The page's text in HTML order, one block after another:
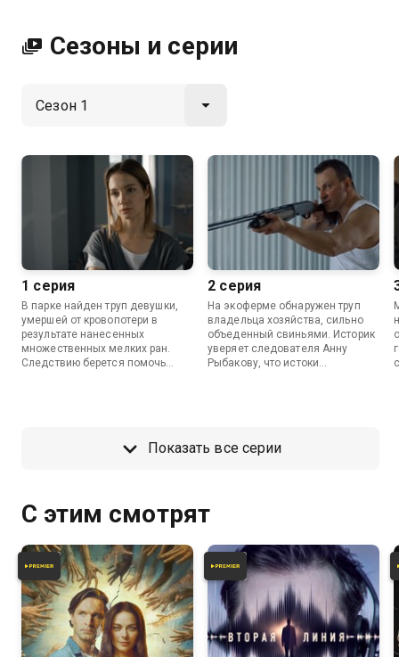
Сезоны и серии
1 серия
В парке найден труп девушки,
умершей от кровопотери в
результате нанесенных
множественных мелких ран.
Следствию берется помочь
из прошлого повторяются спустя
2 серия
На экоферме обнаружен труп
владельца хозяйства, сильно
объеденный свиньями. Историк
уверяет следователя Анну
Рыбакову, что истоки
Показать все серии
С этим смотрят